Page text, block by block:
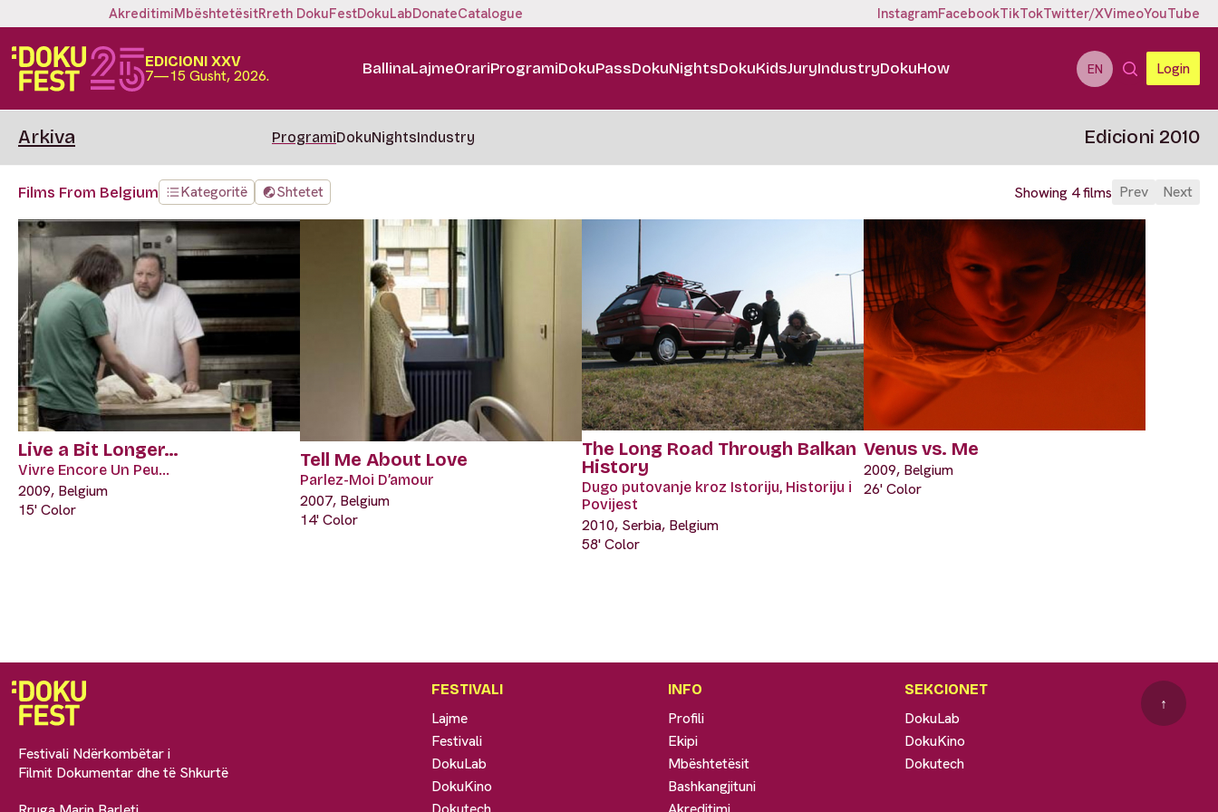
AkreditimiMbështetësitRreth DokuFestDokuLabDonateCatalogue InstagramFacebookTikTokTwitter/XVimeoYouTube
EDICIONI XXV
7—15 Gusht, 2026. BallinaLajmeOrariProgramiDokuPassDokuNightsDokuKidsJuryIndustryDokuHow EN Login
Arkiva ProgramiDokuNightsIndustry Edicioni 2010
Films From Belgium Kategoritë Shtetet Showing 4 films Prev Next
Live a Bit Longer…
Vivre Encore Un Peu…
2009, Belgium
15' Color
Tell Me About Love
Parlez-Moi D’amour
2007, Belgium
14' Color
The Long Road Through Balkan
History
Dugo putovanje kroz Istoriju, Historiju i
Povijest
2010, Serbia, Belgium
58' Color
Venus vs. Me
2009, Belgium
26' Color
Festivali Ndërkombëtar i
Filmit Dokumentar dhe të Shkurtë
FESTIVALI
Lajme
Festivali
DokuLab
DokuKino
INFO
Profili
Ekipi
Mbështetësit
Bashkangjituni
SEKCIONET
DokuLab
DokuKino
Dokutech
↑